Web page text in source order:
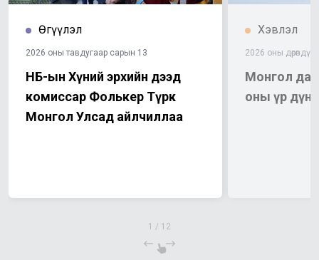
Өгүүлэл
2026 оны тавдугаар сарын 13
НҮБ-ын Хүний эрхийн дээд
комиссар Фолькер Түрк
Монгол Улсад айлчиллаа
Хэвлэл
2026 оны
Монгол
оны үр
1 / 12